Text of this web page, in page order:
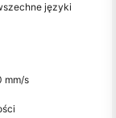
języki
mm/s